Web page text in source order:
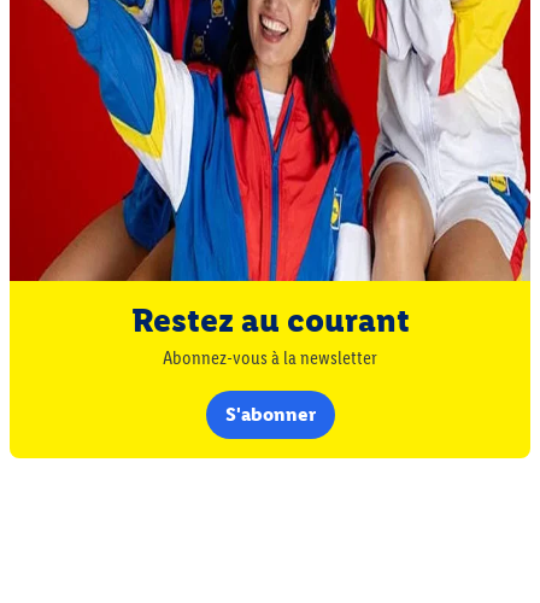
Restez au courant
Abonnez-vous à la newsletter
S'abonner